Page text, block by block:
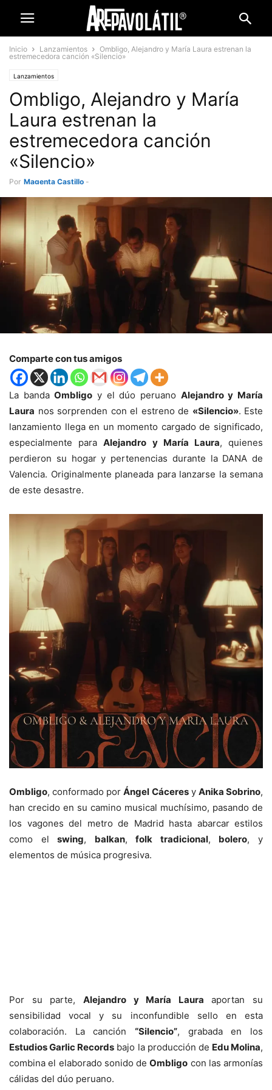
Inicio Lanzamientos
Ombligo, Alejandro y María Laura estrenan la
estremecedora canción «Silencio»
Lanzamientos
Ombligo, Alejandro y María
Laura estrenan la
estremecedora canción
«Silencio»
Por Magenta Castillo -
Comparte con tus amigos
La bandaOmbligo y el dúo peruano Alejandro y María
Laura nos sorprenden con el estreno de «Silencio». Este
lanzamiento llega en un momento cargado de significado,
especialmente paraAlejandro y María Laura, quienes
perdieron su hogar y pertenencias durante la DANA de
Valencia. Originalmente planeada para lanzarse la semana
de este desastre.
Ombligo, conformado porÁngel Cáceresy Anika Sobrino,
han crecido en su camino musical muchísimo, pasando de
los vagones del metro de Madrid hasta abarcar estilos
como elswing, balkan,folk tradicional, bolero, y
elementos de música progresiva.
Por su parte, Alejandro y María Laura aportan su
sensibilidad vocal y su inconfundible sello en esta
colaboración. La canción “Silencio”, grabada en los
Estudios Garlic Records bajo la producción de Edu Molina,
combina el elaborado sonido deOmbligo con las armonías
cálidas del dúo peruano.